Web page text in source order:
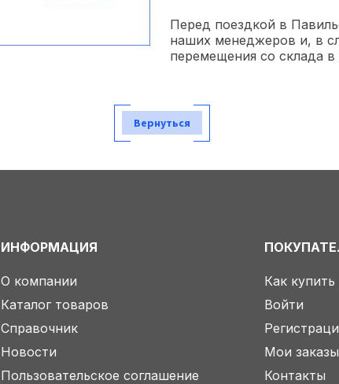
Перед поездкой в
наших менеджеров и, в
перемещения со склада
Вернуться
ИНФОРМАЦИЯ
О компании
Каталог товаров
Справочник
Новости
Пользовательское соглашение
Как купить
Войти
Мои заказы
Контакты